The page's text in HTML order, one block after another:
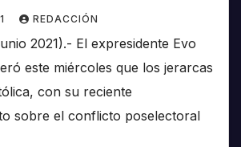
REDACCIÓN
2021).- El expresidente Evo
este miércoles que los jerarcas
con su reciente
sobre el conflicto poselectoral